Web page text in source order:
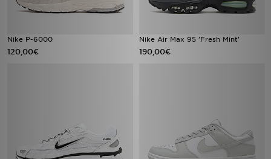
Nike P-6000
120,00€
Nike Air Max 95 'Fresh Mint'
190,00€